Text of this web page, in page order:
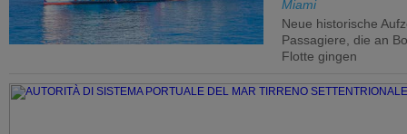
Miami
Neue historische
Passagiere, die an
Flotte gingen